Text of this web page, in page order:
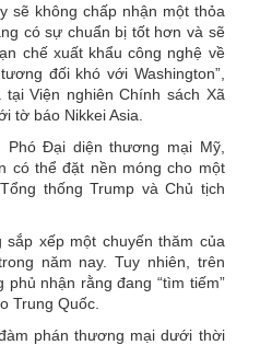
sẽ không chấp nhận một thỏa
có sự chuẩn bị tốt hơn và sẽ
chế xuất khẩu công nghệ về
đối khó với Washington”,
Viện nghiên Chính sách Xã
tờ báo Nikkei Asia.
Đại diện thương mại Mỹ,
có thể đặt nền móng cho một
thống Trump và Chủ tịch
xếp một chuyến thăm của
năm nay. Tuy nhiên, trên
phủ nhận rằng đang “tìm tiếm”
Trung Quốc.
phán thương mại dưới thời